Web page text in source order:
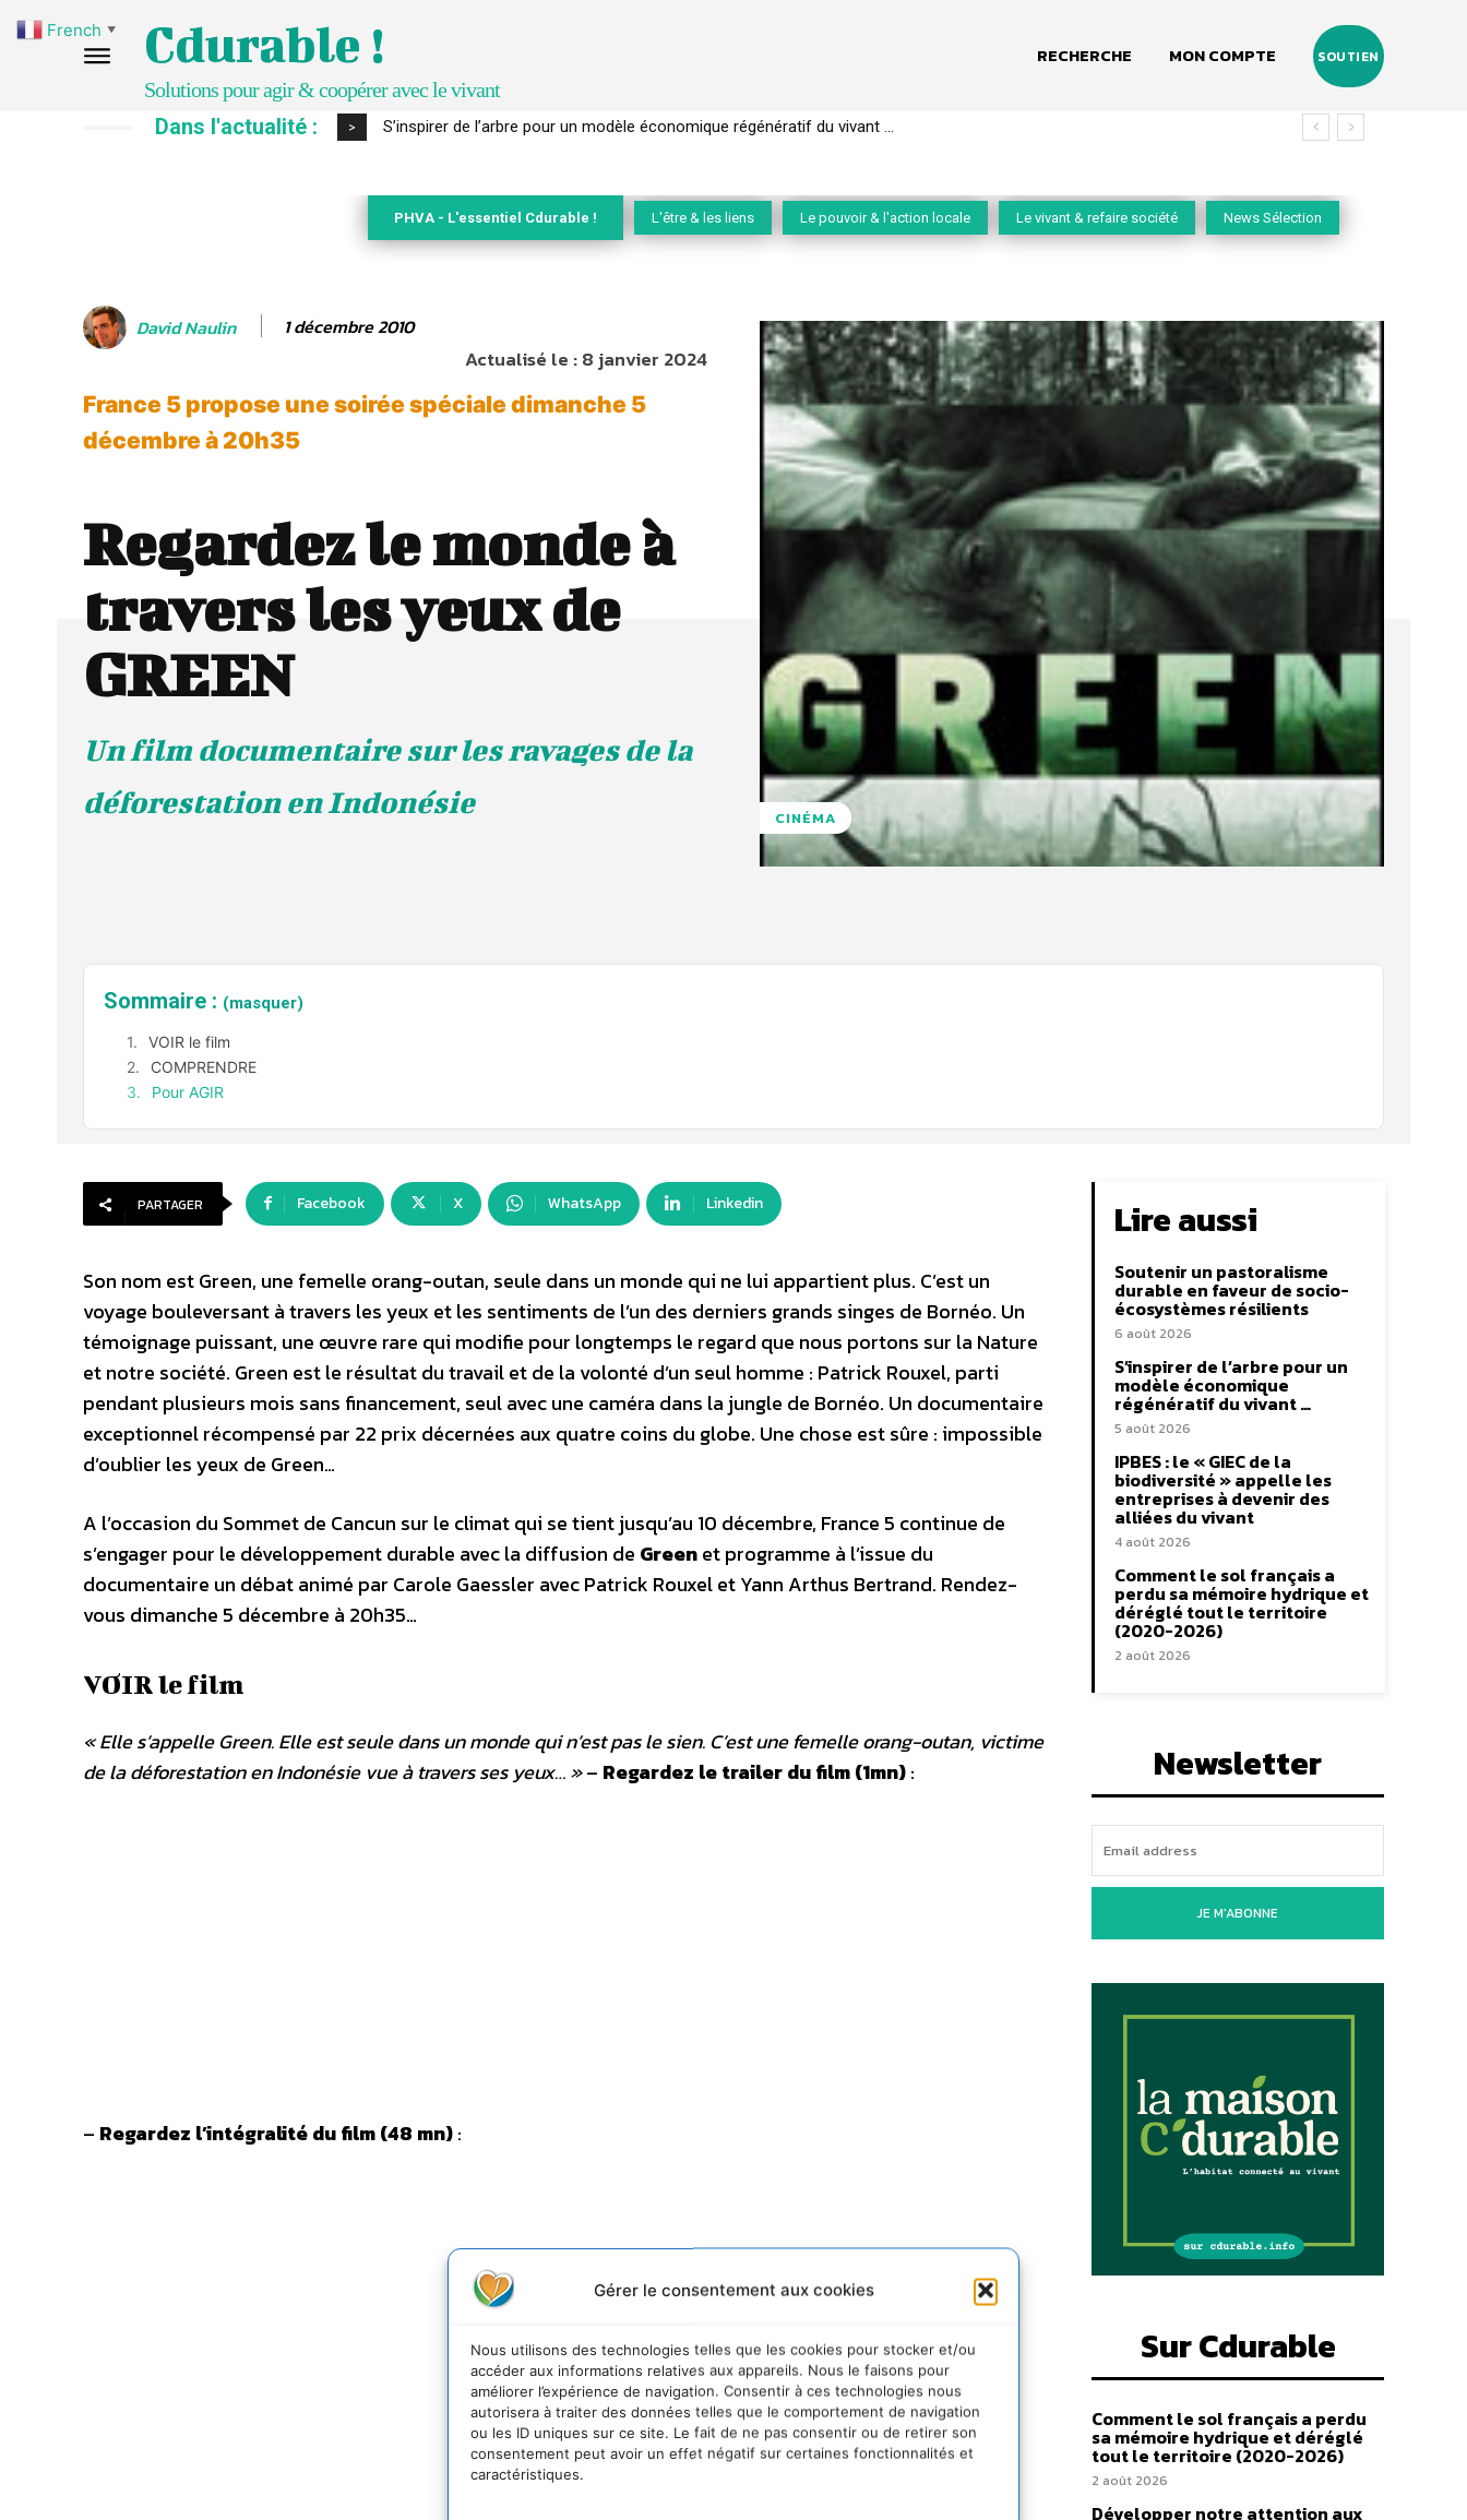
Gérer le consentement aux cookies
Nous utilisons des technologies telles que les cookies pour stocker et/ou
accéder aux informations relatives aux appareils. Nous le faisons pour
améliorer l’expérience de navigation. Consentir à ces technologies nous
autorisera à traiter des données telles que le comportement de navigation
ou les ID uniques sur ce site. Le fait de ne pas consentir ou de retirer son
consentement peut avoir un effet négatif sur certaines fonctionnalités et
caractéristiques.
Cdurable !
Solutions pour agir & coopérer avec le vivant
RECHERCHE MON COMPTE SOUTIEN
Dans l'actualité : > IPBES : le « GIEC de la biodiversité » appelle les entreprises à devenir des alliées du vivant
PHVA - L'essentiel Cdurable ! L'être & les liens Le pouvoir & l'action locale Le vivant & refaire société News Sélection
David Naulin 1 décembre 2010
Actualisé le :8 janvier 2024
France 5 propose une soirée spéciale dimanche 5
décembre à 20h35
Regardez le monde à
travers les yeux de
GREEN
Un film documentaire sur les ravages de la
déforestation en Indonésie
CINÉMA
Sommaire : (masquer)
VOIR le film
COMPRENDRE
Pour AGIR
PARTAGER Facebook X WhatsApp Linkedin
Son nom est Green, une femelle orang-outan, seule dans un monde qui ne lui appartient plus. C’est un
voyage bouleversant à travers les yeux et les sentiments de l’un des derniers grands singes de Bornéo. Un
témoignage puissant, une œuvre rare qui modifie pour longtemps le regard que nous portons sur la Nature
et notre société. Green est le résultat du travail et de la volonté d’un seul homme : Patrick Rouxel, parti
pendant plusieurs mois sans financement, seul avec une caméra dans la jungle de Bornéo. Un documentaire
exceptionnel récompensé par 22 prix décernées aux quatre coins du globe. Une chose est sûre : impossible
d’oublier les yeux de Green…
A l’occasion du Sommet de Cancun sur le climat qui se tient jusqu’au 10 décembre, France 5 continue de
s’engager pour le développement durable avec la diffusion de Greenet programme à l’issue du
documentaire un débat animé par Carole Gaessler avec Patrick Rouxel et Yann Arthus Bertrand. Rendez-
vous dimanche 5 décembre à 20h35…
VOIR le film
« Elle s’appelle Green. Elle est seule dans un monde qui n’est pas le sien. C’est une femelle orang-outan, victime
de la déforestation en Indonésie vue à travers ses yeux… »– Regardez le trailer du film (1mn):
– Regardez l’intégralité du film (48 mn):
Lire aussi
Soutenir un pastoralisme
durable en faveur de socio-
écosystèmes résilients
6 août 2026
S’inspirer de l’arbre pour un
modèle économique
régénératif du vivant …
5 août 2026
IPBES : le « GIEC de la
biodiversité » appelle les
entreprises à devenir des
alliées du vivant
4 août 2026
Comment le sol français a
perdu sa mémoire hydrique et
déréglé tout le territoire
(2020-2026)
2 août 2026
Newsletter
JE M'ABONNE
Sur Cdurable
Comment le sol français a perdu
sa mémoire hydrique et déréglé
tout le territoire (2020-2026)
2 août 2026
Développer notre attention aux
French ▼